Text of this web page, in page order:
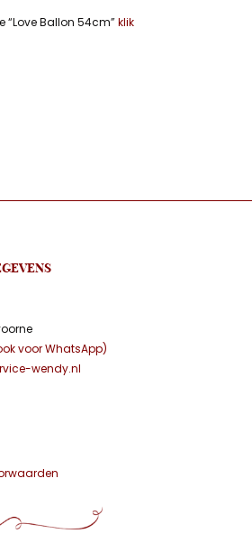
“Love Ballon 54cm”klik
voor WhatsApp)
wendy.nl